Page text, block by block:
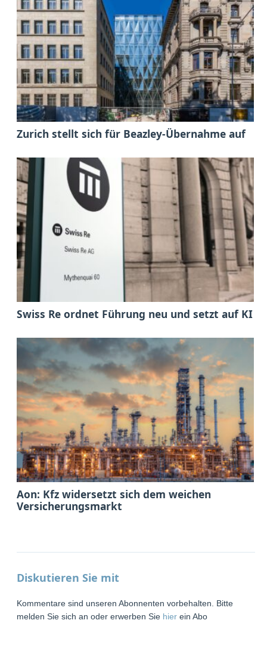
Zurich stellt sich für Beazley-Übernahme auf
Swiss Re ordnet Führung neu und setzt auf KI
Aon: Kfz widersetzt sich dem weichen
Versicherungsmarkt
Diskutieren Sie mit
Kommentare sind unseren Abonnenten vorbehalten. Bitte
melden Sie sich an oder erwerben Sie hier ein Abo